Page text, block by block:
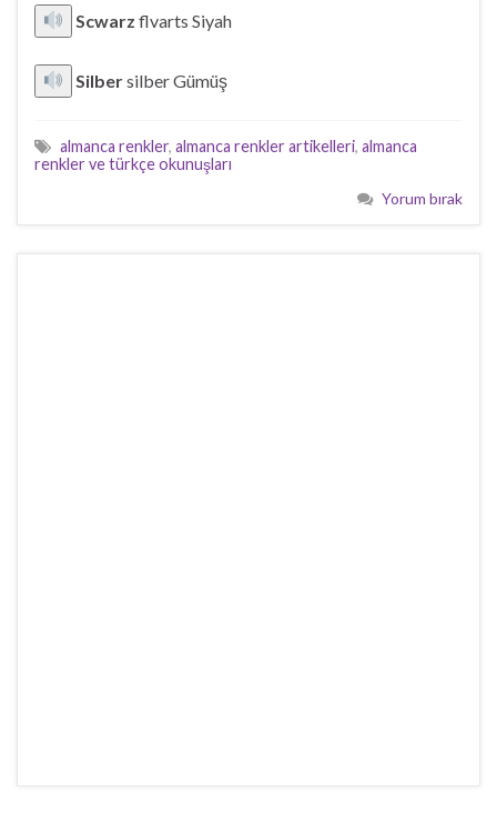
Scwarz flvarts Siyah
Silbersilber Gümüş
almanca renkler, almanca renkler artikelleri, almanca
renkler ve türkçe okunuşları
Yorum bırak